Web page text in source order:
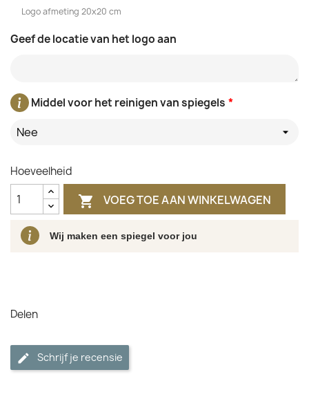
Logo afmeting 20x20 cm
Geef de locatie van het logo aan
*
Middel voor het reinigen van spiegels
Nee
Hoeveelheid
 VOEG TOE AAN WINKELWAGEN
Wij maken een spiegel voor jou
Delen
Schrijf je recensie